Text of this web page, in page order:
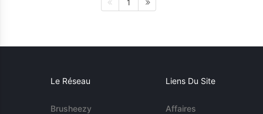
1
Le Réseau
Brusheezy
Liens Du Site
Affaires